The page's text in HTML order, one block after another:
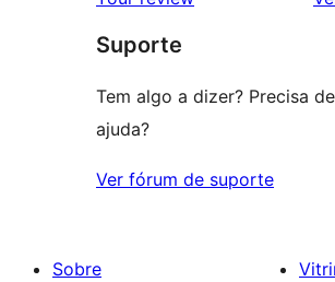
Suporte
Tem algo a dizer? Precisa de
ajuda?
Ver fórum de suporte
Sobre